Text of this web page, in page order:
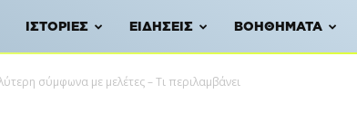
ΙΣΤΟΡΊΕΣ ΕΙΔΉΣΕΙΣ ΒΟΗΘΉΜΑΤΑ
σύμφωνα με μελέτες – Τι περιλαμβάνει